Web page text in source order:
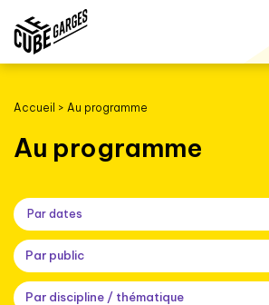
Accueil > Au programme
Au programme
Par public
Par discipline / thématique